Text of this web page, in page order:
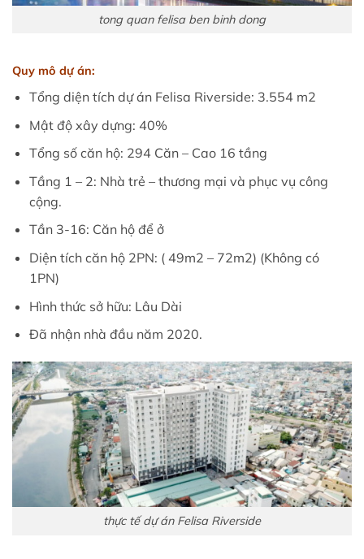
tong quan felisa ben binh dong
Quy mô dự án:
Tổng diện tích dự án Felisa Riverside: 3.554 m2
Mật độ xây dựng: 40%
Tổng số căn hộ: 294 Căn – Cao 16 tầng
Tầng 1 – 2: Nhà trẻ – thương mại và phục vụ công
cộng.
Tần 3-16: Căn hộ để ở
Diện tích căn hộ 2PN: ( 49m2 – 72m2) (Không có
1PN)
Hình thức sở hữu: Lâu Dài
Đã nhận nhà đầu năm 2020.
thực tế dự án Felisa Riverside